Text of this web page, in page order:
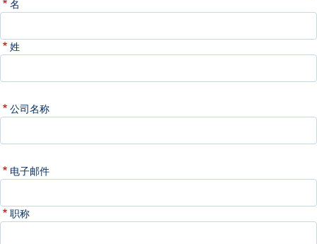
名
姓
公司名称
电子邮件
职称